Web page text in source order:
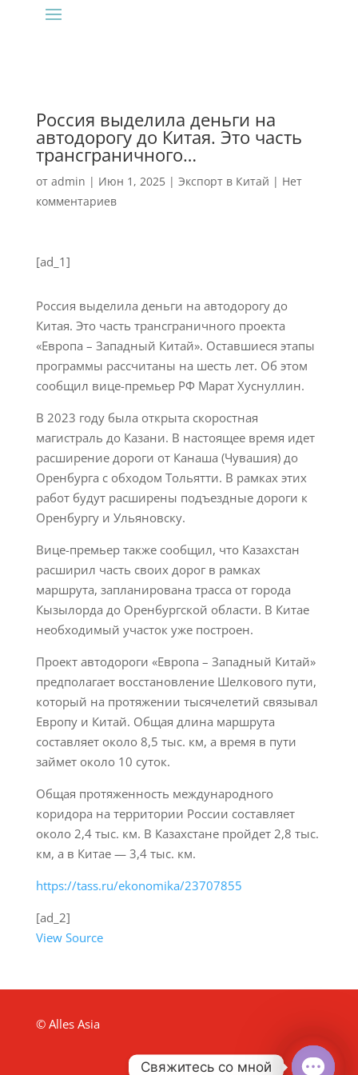
‍Россия выделила деньги на
автодорогу до Китая. Это часть
трансграничного…
от admin | Июн 1, 2025| Экспорт в Китай | Нет
комментариев
[ad_1]
Россия выделила деньги на автодорогу до
Китая. Это часть трансграничного проекта
«Европа – Западный Китай». Оставшиеся этапы
программы рассчитаны на шесть лет. Об этом
сообщил вице-премьер РФ Марат Хуснуллин.
В 2023 году была открыта скоростная
магистраль до Казани. В настоящее время идет
расширение дороги от Канаша (Чувашия) до
Оренбурга с обходом Тольятти. В рамках этих
работ будут расширены подъездные дороги к
Оренбургу и Ульяновску.
Вице-премьер также сообщил, что Казахстан
расширил часть своих дорог в рамках
маршрута, запланирована трасса от города
Кызылорда до Оренбургской области. В Китае
необходимый участок уже построен.
Проект автодороги «Европа – Западный Китай»
предполагает восстановление Шелкового пути,
который на протяжении тысячелетий связывал
Европу и Китай. Общая длина маршрута
составляет около 8,5 тыс. км, а время в пути
займет около 10 суток.
Общая протяженность международного
коридора на территории России составляет
около 2,4 тыс. км. В Казахстане пройдет 2,8 тыс.
км, а в Китае — 3,4 тыс. км.
https://tass.ru/ekonomika/23707855
[ad_2]
View Source
© Alles Asia
Свяжитесь со мной